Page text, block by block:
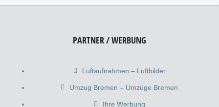
PARTNER / WERBUNG
Luftaufnahmen – Luftbilder
Umzug Bremen – Umzüge Bremen
Ihre Werbung